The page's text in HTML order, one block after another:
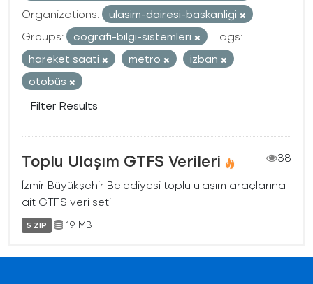
Organizations:
ulasim-dairesi-baskanligi
Groups:
cografi-bilgi-sistemleri
Tags:
hareket saati
metro
izban
otobüs
Filter Results
Toplu Ulaşım GTFS Verileri
38
İzmir Büyükşehir Belediyesi toplu ulaşım araçlarına
ait GTFS veri seti
5 ZIP 19 MB